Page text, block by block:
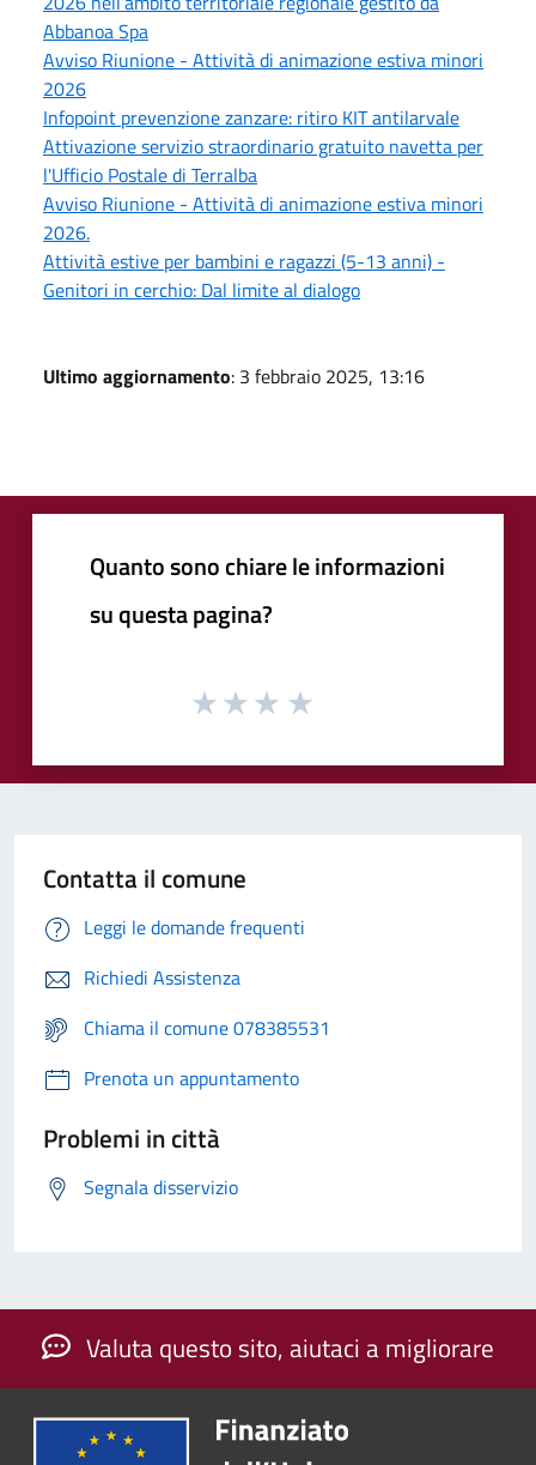
Abbanoa Spa
Avviso Riunione - Attività di animazione estiva minori
2026
Infopoint prevenzione zanzare: ritiro KIT antilarvale
Attivazione servizio straordinario gratuito navetta per
l'Ufficio Postale di Terralba
Avviso Riunione - Attività di animazione estiva minori
2026.
Attività estive per bambini e ragazzi (5-13 anni) -
Genitori in cerchio: Dal limite al dialogo
Ultimo aggiornamento: 3 febbraio 2025, 13:16
Quanto sono chiare le informazioni
su questa pagina?
Contatta il comune
Leggi le domande frequenti
Richiedi Assistenza
Chiama il comune 078385531
Prenota un appuntamento
Problemi in città
Segnala disservizio
Valuta questo sito, aiutaci a migliorare